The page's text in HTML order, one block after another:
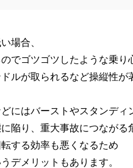
場合、
でゴツゴツしたような乗り
ルが取られるなど操縦性が
にはバーストやスタンディ
陥り、重大事故につながる
する効率も悪くなるため
デメリットもあります。